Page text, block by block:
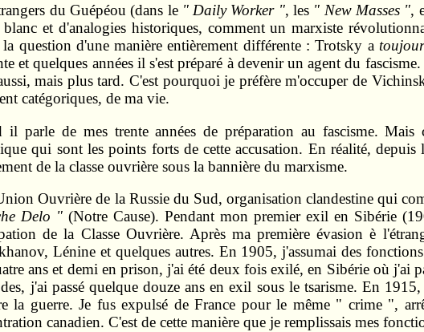
du Guépéou (dans le " Daily Worker ", les " New Masses ",
et d'analogies historiques, comment un marxiste
question d'une manière entièrement différente : Trotsky a
et quelques années il s'est préparé à devenir un agent du
mais plus tard. C'est pourquoi je préfère m'occuper de
catégoriques, de ma vie.
il parle de mes trente années de préparation au fascisme.
qui sont les points forts de cette accusation. En réalité,
de la classe ouvrière sous la bannière du marxisme.
Ouvrière de la Russie du Sud, organisation clandestine qui
Delo "(Notre Cause). Pendant mon premier exil en Sibérie
de la Classe Ouvrière. Après ma première évasion è
Lénine et quelques autres. En 1905, j'assumai des
ans et demi en prison, j'ai été deux fois exilé, en Sibérie où j'ai
j'ai passé quelque douze ans en exil sous le tsarisme. En
la guerre. Je fus expulsé de France pour le même " crime ",
canadien. C'est de cette manière que je remplissais mes